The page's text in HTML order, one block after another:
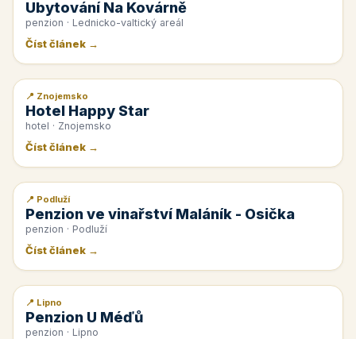
Ubytování Na Kovárně
penzion · Lednicko-valtický areál
Číst článek →
📰 PR článek
📍 Znojemsko
Hotel Happy Star
hotel · Znojemsko
Číst článek →
📰 PR článek
📍 Podluží
Penzion ve vinařství Maláník - Osička
penzion · Podluží
Číst článek →
📰 PR článek
📍 Lipno
Penzion U Méďů
penzion · Lipno